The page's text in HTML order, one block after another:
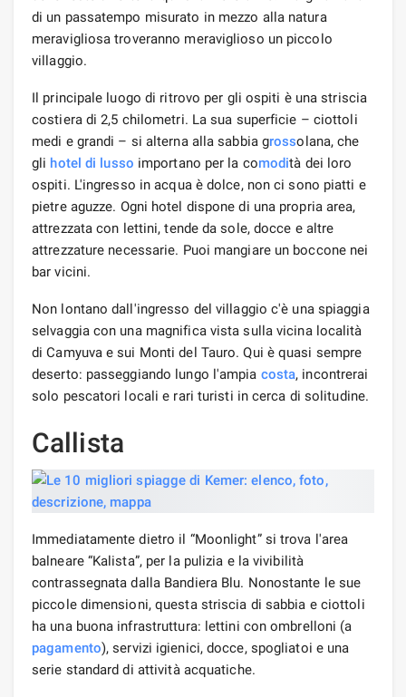
di un passatempo misurato in mezzo alla natura
meravigliosa troveranno meraviglioso un piccolo
villaggio.
Il principale luogo di ritrovo per gli ospiti è una striscia
costiera di 2,5 chilometri. La sua superficie – ciottoli
medi e grandi – si alterna alla sabbia grossolana, che
gli hotel di lusso importano per la comodità dei loro
ospiti. L'ingresso in acqua è dolce, non ci sono piatti e
pietre aguzze. Ogni hotel dispone di una propria area,
attrezzata con lettini, tende da sole, docce e altre
attrezzature necessarie. Puoi mangiare un boccone nei
bar vicini.
Non lontano dall'ingresso del villaggio c'è una spiaggia
selvaggia con una magnifica vista sulla vicina località
di Camyuva e sui Monti del Tauro. Qui è quasi sempre
deserto: passeggiando lungo l'ampia costa, incontrerai
solo pescatori locali e rari turisti in cerca di solitudine.
Callista
Immediatamente dietro il “Moonlight” si trova l'area
balneare “Kalista”, per la pulizia e la vivibilità
contrassegnata dalla Bandiera Blu. Nonostante le sue
piccole dimensioni, questa striscia di sabbia e ciottoli
ha una buona infrastruttura: lettini con ombrelloni (a
pagamento), servizi igienici, docce, spogliatoi e una
serie standard di attività acquatiche.